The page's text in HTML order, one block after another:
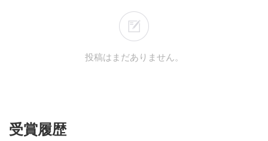
投稿はまだありません。
受賞履歴